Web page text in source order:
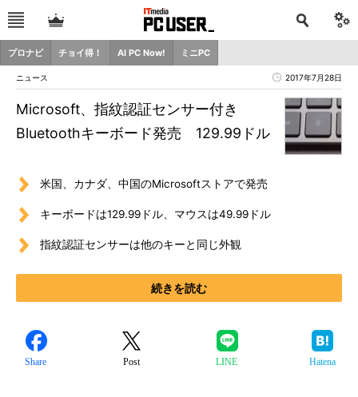
プロナビ チョイ得！ AI PC Now! ミニPC
ニュース 2017年7月28日
Microsoft、指紋認証センサー付き
Bluetoothキーボード発売 129.99ドル
米国、カナダ、中国のMicrosoftストアで発売
キーボードは129.99ドル、マウスは49.99ドル
指紋認証センサーは他のキーと同じ外観
続きを読む
Share Post LINE Hatena